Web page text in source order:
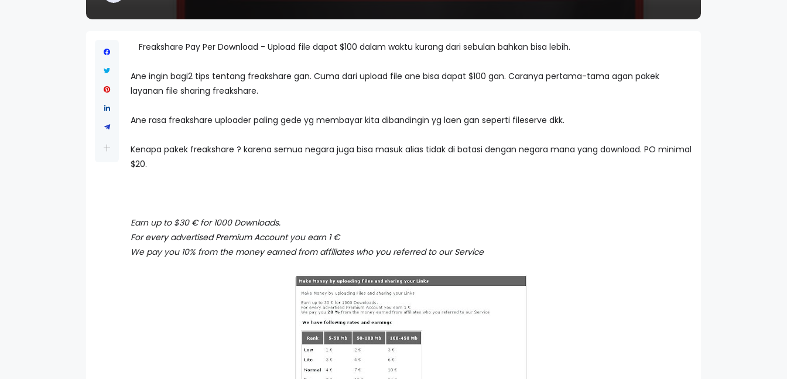
Freakshare Pay Per Download - Upload file dapat $100 dalam waktu kurang dari sebulan bahkan bisa lebih.
Ane ingin bagi2 tips tentang freakshare gan. Cuma dari upload file ane bisa dapat $100 gan. Caranya pertama-tama agan pakek
layanan file sharing freakshare.
Ane rasa freakshare uploader paling gede yg membayar kita dibandingin yg laen gan seperti fileserve dkk.
Kenapa pakek freakshare ? karena semua negara juga bisa masuk alias tidak di batasi dengan negara mana yang download. PO minimal
$20.
Earn up to $30 € for 1000 Downloads.
For every advertised Premium Account you earn 1 €
We pay you 10% from the money earned from affiliates who you referred to our Service